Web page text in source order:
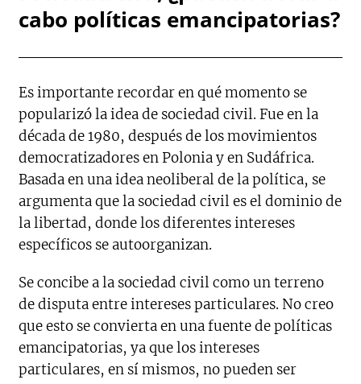
cabo políticas emancipatorias?
Es importante recordar en qué momento se
popularizó la idea de sociedad civil. Fue en la
década de 1980, después de los movimientos
democratizadores en Polonia y en Sudáfrica.
Basada en una idea neoliberal de la política, se
argumenta que la sociedad civil es el dominio de
la libertad, donde los diferentes intereses
específicos se autoorganizan.
Se concibe a la sociedad civil como un terreno
de disputa entre intereses particulares. No creo
que esto se convierta en una fuente de políticas
emancipatorias, ya que los intereses
particulares, en sí mismos, no pueden ser